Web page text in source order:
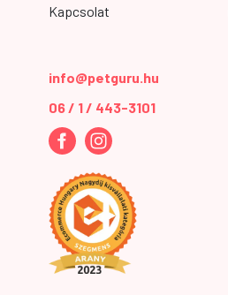
Kapcsolat
info@petguru.hu
06 / 1 / 443-3101